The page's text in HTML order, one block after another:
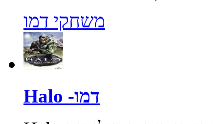
משחקי דמו
Halo -דמו